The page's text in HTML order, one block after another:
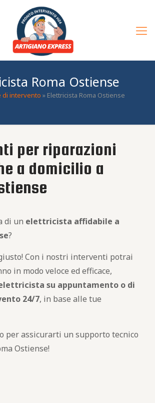
Roma Ostiense
di intervento » Elettricista Roma Ostiense
per riparazioni
a domicilio a
di un elettricista affidabile a
?
Con i nostri interventi potrai
in modo veloce ed efficace,
su appuntamento o di
24/7, in base alle tue
per assicurarti un supporto tecnico
Ostiense!